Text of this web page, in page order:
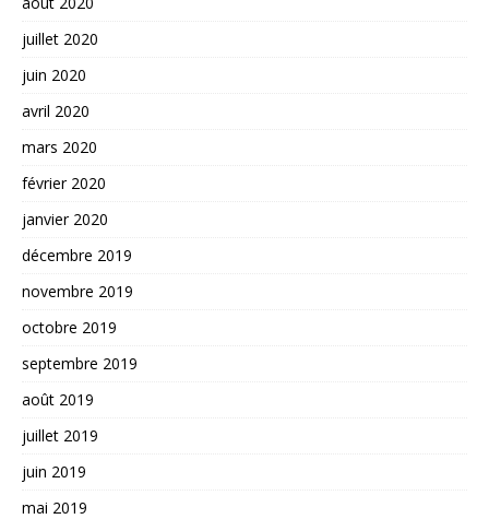
juillet 2020
juin 2020
avril 2020
mars 2020
février 2020
janvier 2020
décembre 2019
novembre 2019
octobre 2019
septembre 2019
août 2019
juillet 2019
juin 2019
mai 2019